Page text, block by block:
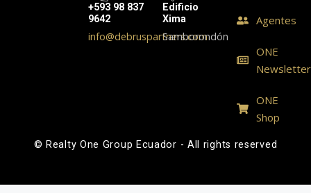
+593 98 837
9642
info@debruspartners.com
Edificio
Xima
Samborondón
Agentes
ONE
Newsletter
ONE
Shop
© Realty One Group Ecuador - All rights reserved